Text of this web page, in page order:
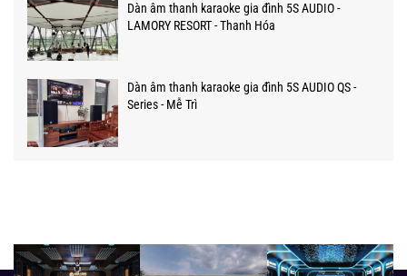
Dàn âm thanh karaoke gia đình 5S AUDIO -
LAMORY RESORT - Thanh Hóa
Dàn âm thanh karaoke gia đình 5S AUDIO QS -
Series - Mễ Trì